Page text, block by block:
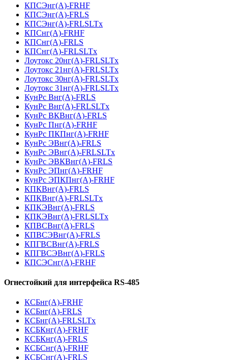
КПСЭнг(А)-FRHF
КПСЭнг(А)-FRLS
КПСЭнг(А)-FRLSLTx
КПСнг(А)-FRHF
КПСнг(А)-FRLS
КПСнг(А)-FRLSLTx
Лоутокс 20нг(А)-FRLSLTx
Лоутокс 21нг(А)-FRLSLTx
Лоутокс 30нг(А)-FRLSLTx
Лоутокс 31нг(А)-FRLSLTx
КунРс Внг(А)-FRLS
КунРс Внг(А)-FRLSLTx
КунРс ВКВнг(А)-FRLS
КунРс Пнг(А)-FRHF
КунРс ПКПнг(А)-FRHF
КунРс ЭВнг(А)-FRLS
КунРс ЭВнг(А)-FRLSLTx
КунРс ЭВКВнг(А)-FRLS
КунРс ЭПнг(А)-FRHF
КунРс ЭПКПнг(А)-FRHF
КПКВнг(А)-FRLS
КПКВнг(А)-FRLSLTx
КПКЭВнг(А)-FRLS
КПКЭВнг(А)-FRLSLTx
КПВСВнг(А)-FRLS
КПВСЭВнг(А)-FRLS
КПГВСВнг(А)-FRLS
КПГВСЭВнг(А)-FRLS
КПСЭСнг(А)-FRHF
Огнестойкий для интерфейса RS-485
КСБнг(А)-FRHF
КСБнг(А)-FRLS
КСБнг(А)-FRLSLTx
КСБКнг(А)-FRHF
КСБКнг(А)-FRLS
КСБСнг(А)-FRHF
КСБСнг(А)-FRLS